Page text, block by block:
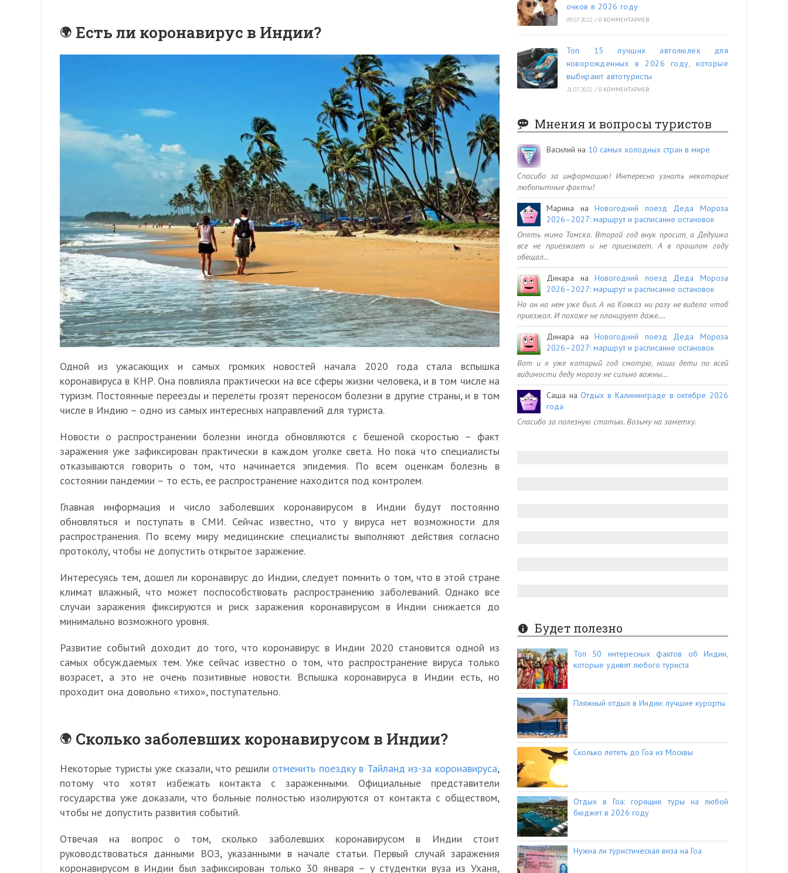
Есть ли коронавирус в Индии?
Одной из ужасающих и самых громких новостей начала 2020 года стала вспышка
коронавируса в КНР. Она повлияла практически на все сферы жизни человека, и в том числе на
туризм. Постоянные переезды и перелеты грозят переносом болезни в другие страны, и в том
числе в Индию – одно из самых интересных направлений для туриста.
Новости о распространении болезни иногда обновляются с бешеной скоростью – факт
заражения уже зафиксирован практически в каждом уголке света. Но пока что специалисты
отказываются говорить о том, что начинается эпидемия. По всем оценкам болезнь в
состоянии пандемии – то есть, ее распространение находится под контролем.
Главная информация и число заболевших коронавирусом в Индии будут постоянно
обновляться и поступать в СМИ. Сейчас известно, что у вируса нет возможности для
распространения. По всему миру медицинские специалисты выполняют действия согласно
протоколу, чтобы не допустить открытое заражение.
Интересуясь тем, дошел ли коронавирус до Индии, следует помнить о том, что в этой стране
климат влажный, что может поспособствовать распространению заболеваний. Однако все
случаи заражения фиксируются и риск заражения коронавирусом в Индии снижается до
минимально возможного уровня.
Развитие событий доходит до того, что коронавирус в Индии 2020 становится одной из
самых обсуждаемых тем. Уже сейчас известно о том, что распространение вируса только
возрасет, а это не очень позитивные новости. Вспышка коронавируса в Индии есть, но
проходит она довольно «тихо», поступательно.
Сколько заболевших коронавирусом в Индии?
Некоторые туристы уже сказали, что решили отменить поездку в Тайланд из-за коронавируса,
потому что хотят избежать контакта с зараженными. Официальные представители
государства уже доказали, что больные полностью изолируются от контакта с обществом,
чтобы не допустить развития событий.
Отвечая на вопрос о том, сколько заболевших коронавирусом в Индии стоит
руководствоваться данными ВОЗ, указанными в начале статьи. Первый случай заражения
коронавирусом в Индии был зафиксирован только 30 января – у студентки вуза из Уханя,
очков в 2026 году
09.07.2022 / 0 КОММЕНТАРИЕВ
Топ 15 лучших автолюлек для
новорожденных в 2026 году, которые
выбирают автотуристы
21.07.2022 / 0 КОММЕНТАРИЕВ
Мнения и вопросы туристов
Василий на 10 самых холодных стран в мире
Спасибо за информацию! Интересно узнать некоторые
любопытные факты!
Марина наНовогодний поезд Деда Мороза
2026–2027: маршрут и расписание остановок
Опять мимо Томска. Второй год внук просит, а Дедушка
все не приезжает и не приезжает. А в прошлом году
обещал…
Динара наНовогодний поезд Деда Мороза
2026–2027: маршрут и расписание остановок
Но он на нем уже был. А на Кавказ ни разу не видела чтоб
приезжал. И похоже не планирует даже.…
Динара наНовогодний поезд Деда Мороза
2026–2027: маршрут и расписание остановок
Вот и я уже который год смотрю, наши дети по всей
видимости деду морозу не сильно важны…
Саша наОтдых в Калининграде в октябре 2026
года
Спасибо за полезную статью. Возьму на заметку.
Будет полезно
Топ 50 интересных фактов об Индии,
которые удивят любого туриста
Пляжный отдых в Индии: лучшие курорты
Сколько лететь до Гоа из Москвы
Отдых в Гоа: горящие туры на любой
бюджет в 2026 году
Нужна ли туристическая виза на Гоа